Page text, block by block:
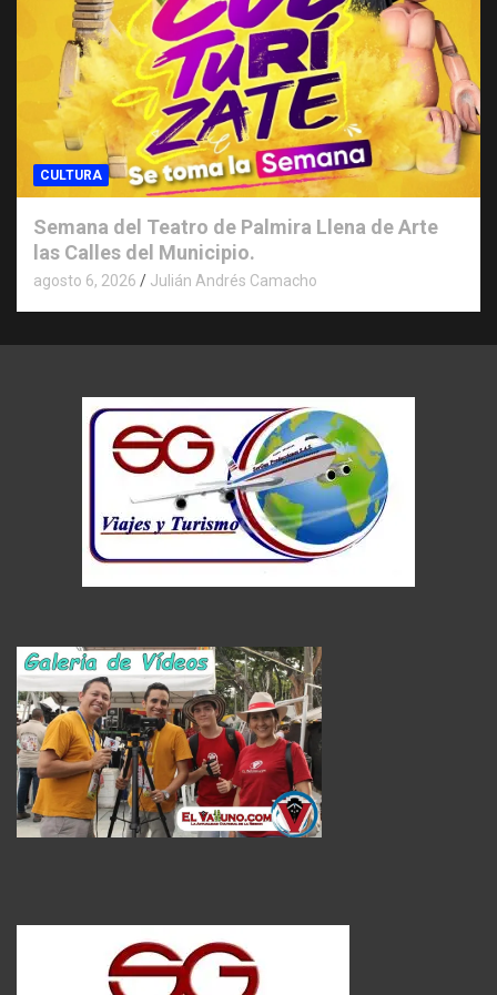
CULTURA
Semana del Teatro de Palmira Llena de Arte
las Calles del Municipio.
agosto 6, 2026 Julián Andrés Camacho